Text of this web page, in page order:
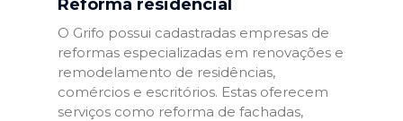
Reforma residencial
O Grifo possui cadastradas empresas de
reformas especializadas em renovações e
remodelamento de residências,
comércios e escritórios. Estas oferecem
serviços como reforma de fachadas,